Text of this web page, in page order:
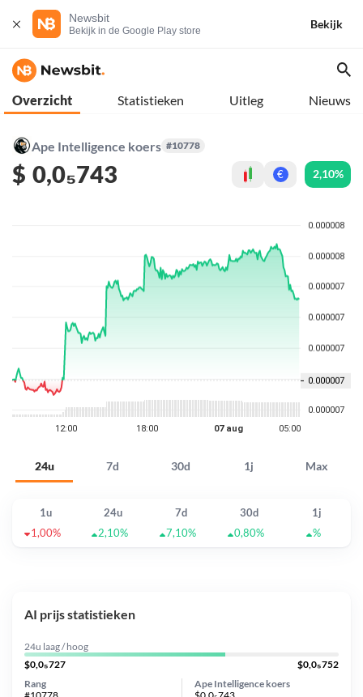
Newsbit
Bekijk in de Google Play store
Bekijk
Overzicht Statistieken Uitleg Nieuws
Ape Intelligence koers #10778
$ 0,0₅743 € 2,10%
24u 7d 30d 1j Max
1u 24u 7d 30d
1j
1,00%
2,10% 7,10% 0,80% %
AI prijs statistieken
24u laag / hoog
$0,0₅727
$0,0₅752
Ape Intelligence koers
Rang